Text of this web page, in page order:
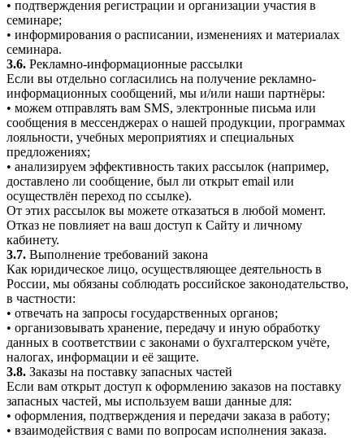
• подтверждения регистрации и организации участия в
семинаре;
• информирования о расписании, изменениях и материалах
семинара.
3.6. Рекламно-информационные рассылки
Если вы отдельно согласились на получение рекламно-
информационных сообщений, мы и/или наши партнёры:
• можем отправлять вам SMS, электронные письма или
сообщения в мессенджерах о нашей продукции, программах
лояльности, учебных мероприятиях и специальных
предложениях;
• анализируем эффективность таких рассылок (например,
доставлено ли сообщение, был ли открыт email или
осуществлён переход по ссылке).
От этих рассылок вы можете отказаться в любой момент.
Отказ не повлияет на ваш доступ к Сайту и личному
кабинету.
3.7. Выполнение требований закона
Как юридическое лицо, осуществляющее деятельность в
России, мы обязаны соблюдать российское законодательство,
в частности:
• отвечать на запросы государственных органов;
• организовывать хранение, передачу и иную обработку
данных в соответствии с законами о бухгалтерском учёте,
налогах, информации и её защите.
3.8. Заказы на поставку запасных частей
Если вам открыт доступ к оформлению заказов на поставку
запасных частей, мы используем ваши данные для:
• оформления, подтверждения и передачи заказа в работу;
• взаимодействия с вами по вопросам исполнения заказа.